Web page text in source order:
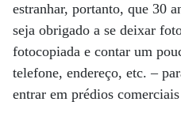
estranhar, portanto, que 30
seja obrigado a se deixar
fotocopiada e contar um
telefone, endereço, etc. –
entrar em prédios